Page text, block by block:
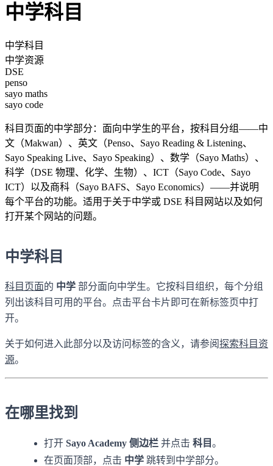
中学科目
中学科目
中学资源
DSE
penso
sayo maths
sayo code
科目页面的中学部分：面向中学生的平台，按科目分组——中
文（Makwan）、英文（Penso、Sayo Reading & Listening、
Sayo Speaking Live、Sayo Speaking）、数学（Sayo Maths）、
科学（DSE 物理、化学、生物）、ICT（Sayo Code、Sayo
ICT）以及商科（Sayo BAFS、Sayo Economics）——并说明
每个平台的功能。适用于关于中学或 DSE 科目网站以及如何
打开某个网站的问题。
中学科目
科目页面的 中学 部分面向中学生。它按科目组织，每个分组
列出该科目可用的平台。点击平台卡片即可在新标签页中打
开。
关于如何进入此部分以及访问标签的含义，请参阅探索科目资
源。
在哪里找到
打开 Sayo Academy 侧边栏 并点击 科目。
在页面顶部，点击 中学 跳转到中学部分。